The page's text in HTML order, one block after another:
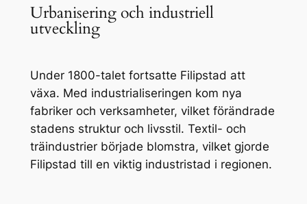
Urbanisering och industriell
utveckling
Under 1800-talet fortsatte Filipstad att
växa. Med industrialiseringen kom nya
fabriker och verksamheter, vilket förändrade
stadens struktur och livsstil. Textil- och
träindustrier började blomstra, vilket gjorde
Filipstad till en viktig industristad i regionen.